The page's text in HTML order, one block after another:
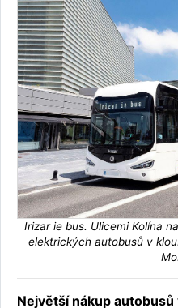
Irizar ie bus. Ulicemi Kolína
elektrických autobusů v
Největší nákup